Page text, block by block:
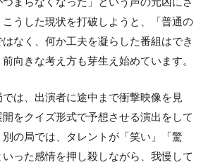
うした現状を打破しようと、「普通の
なく、何か工夫を凝らした番組はでき
向きな考え方も芽生え始めています。
は、出演者に途中まで衝撃映像を見
をクイズ形式で予想させる演出をして
の局では、タレントが「笑い」「驚
った感情を押し殺しながら、我慢して